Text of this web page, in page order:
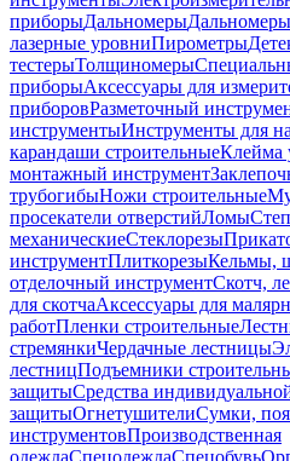
приборыДальномеры
лазерные уровниПирометры
тестерыТолщиномеры
приборыАксессуары для
приборовРазметочный
инструментыИнструменты для
карандаши строительныеКлейма
монтажный инструмент
трубогибыНожи строительные
просекатели отверстийЛомы
механическиеСтеклорезы
инструментПлиткорезыКельмы,
отделочный инструментСкотч,
для скотчаАксессуары для
работПленки строительные
стремянкиЧердачные лестницы
лестницПодъемники
защитыСредства
защитыОгнетушителиСумки,
инструментовПроизводственная
одеждаСпецодеждаСпецобувь